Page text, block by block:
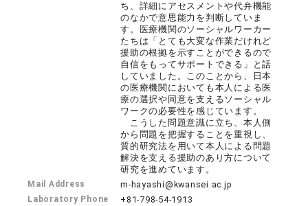
ち、詳細にアセスメントや代弁機能
のなかで意思能力を判断していま
す。医療機関のソーシャルワーカー
たちは「とても大変な作業だけれど
援助の根拠を示すことができるので
自信をもってサポートできる」と話
していました。このことから、日本
の医療機関においても本人による医
療の選択や同意を支えるソーシャル
ワークの必要性を感じています。
こうした問題意識に立ち、本人側
から問題を把握することを重視し、
質的研究法を用いて本人による問題
解決を支える援助のあり方について
研究を進めています。
Mail Address m-hayashi@kwansei.ac.jp
Laboratory Phone
+81-798-54-1913